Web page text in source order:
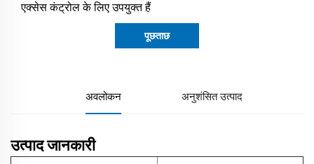
एक्सेस कंट्रोल के लिए उपयुक्त हैं
पूछताछ
अवलोकन अनुशंसित उत्पाद
उत्पाद जानकारी